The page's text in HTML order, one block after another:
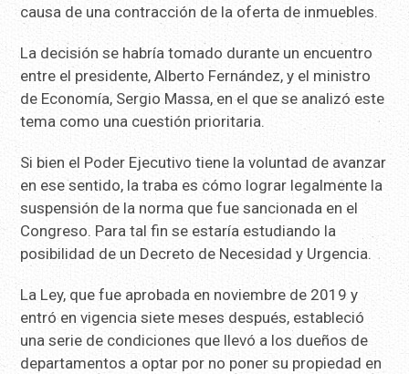
causa de una contracción de la oferta de inmuebles.
La decisión se habría tomado durante un encuentro
entre el presidente, Alberto Fernández, y el ministro
de Economía, Sergio Massa, en el que se analizó este
tema como una cuestión prioritaria.
Si bien el Poder Ejecutivo tiene la voluntad de avanzar
en ese sentido, la traba es cómo lograr legalmente la
suspensión de la norma que fue sancionada en el
Congreso. Para tal fin se estaría estudiando la
posibilidad de un Decreto de Necesidad y Urgencia.
La Ley, que fue aprobada en noviembre de 2019 y
entró en vigencia siete meses después, estableció
una serie de condiciones que llevó a los dueños de
departamentos a optar por no poner su propiedad en